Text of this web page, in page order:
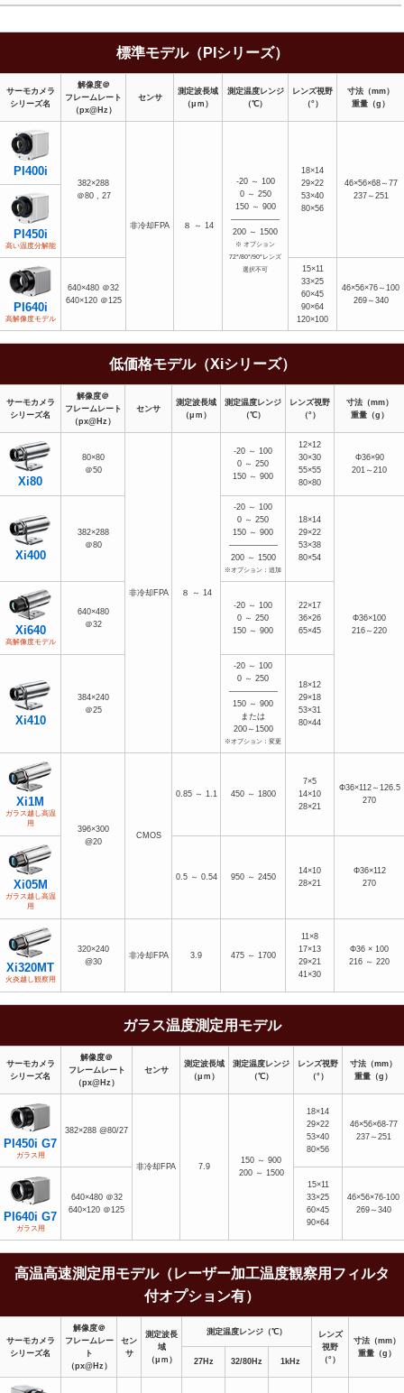
標準モデル（PIシリーズ）
サーモカメラ
シリーズ名
解像度＠
フレームレート
（px@Hz）
センサ
測定波長域
（μｍ）
測定温度レンジ
（℃）
レンズ視野
（°）
寸法（mm）
重量（g）
PI400i
382×288
＠80 , 27
非冷却FPA ８ ～ 14
-20 ～ 100
0 ～ 250
150 ～ 900
――――――
200 ～ 1500
※ オプション
72°/80°/90°レンズ
選択不可
18×14
29×22
53×40
80×56
46×56×68～77
237～251
PI450i
高い温度分解能
PI640i
高解像度モデル
640×480 ＠32
640×120 ＠125
15×11
33×25
60×45
90×64
120×100
46×56×76～100
269～340
低価格モデル（Xiシリーズ）
サーモカメラ
シリーズ名
解像度＠
フレームレート
（px@Hz）
センサ
測定波長域
（μｍ）
測定温度レンジ
（℃）
レンズ視野
（°）
寸法（mm）
重量（g）
Xi80
80×80
＠50
非冷却FPA ８ ～ 14
-20 ～ 100
0 ～ 250
150 ～ 900
12×12
30×30
55×55
80×80
Φ36×90
201～210
Xi400
382×288
＠80
-20 ～ 100
0 ～ 250
150 ～ 900
――――――
200 ～ 1500
※オプション：追加
18×14
29×22
53×38
80×54
Φ36×100
216～220
Xi640
高解像度モデル
640×480
＠32
-20 ～ 100
0 ～ 250
150 ～ 900
22×17
36×26
65×45
Xi410
384×240
＠25
-20 ～ 100
0 ～ 250
――――――
150 ～ 900
または
200～1500
※オプション：変更
18×12
29×18
53×31
80×44
Xi1M
ガラス越し高温
用
396×300
@20
CMOS
0.85 ～ 1.1 450 ～ 1800
7×5
14×10
28×21
Φ36×112～126.5
270
Xi05M
ガラス越し高温
用
0.5 ～ 0.54 950 ～ 2450
14×10
28×21
Φ36×112
270
Xi320MT
火炎越し観察用
320×240
@30
非冷却FPA 3.9 475 ～ 1700
11×8
17×13
29×21
41×30
Φ36 × 100
216 ～ 220
ガラス温度測定用モデル
サーモカメラ
シリーズ名
解像度＠
フレームレート
（px@Hz）
センサ
測定波長域
（μｍ）
測定温度レンジ
（℃）
レンズ視野
（°）
寸法（mm）
重量（g）
PI450i G7
ガラス用
382×288 @80/27
非冷却FPA 7.9
150 ～ 900
200 ～ 1500
18×14
29×22
53×40
80×56
46×56×68-77
237～251
PI640i G7
ガラス用
640×480 ＠32
640×120 ＠125
15×11
33×25
60×45
90×64
46×56×76-100
269～340
高温高速測定用モデル（レーザー加工温度観察用フィルタ
付オプション有）
サーモカメラ
シリーズ名
解像度＠
フレームレー
ト
（px@Hz）
セン
サ
測定波長
域
（μｍ）
測定温度レンジ（℃）
レンズ
視野
（°）
寸法（mm）
重量（g）
27Hz
32/80Hz 1kHz